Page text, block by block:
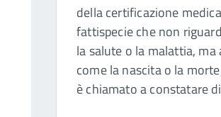
della certificazione
fattispecie che non
la salute o la malattia, ma
come la nascita o la
è chiamato a constatare